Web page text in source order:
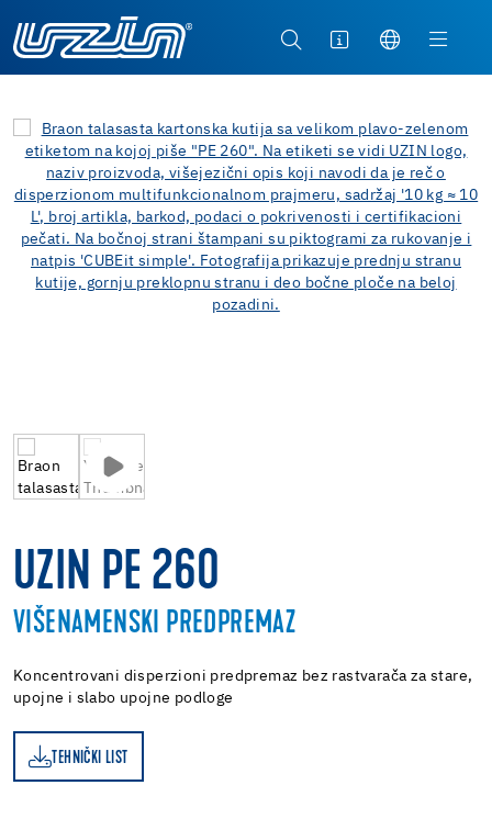
UZIN PE 260
VIŠENAMENSKI PREDPREMAZ
Koncentrovani disperzioni predpremaz bez rastvarača za stare,
upojne i slabo upojne podloge
TEHNIČKI LIST